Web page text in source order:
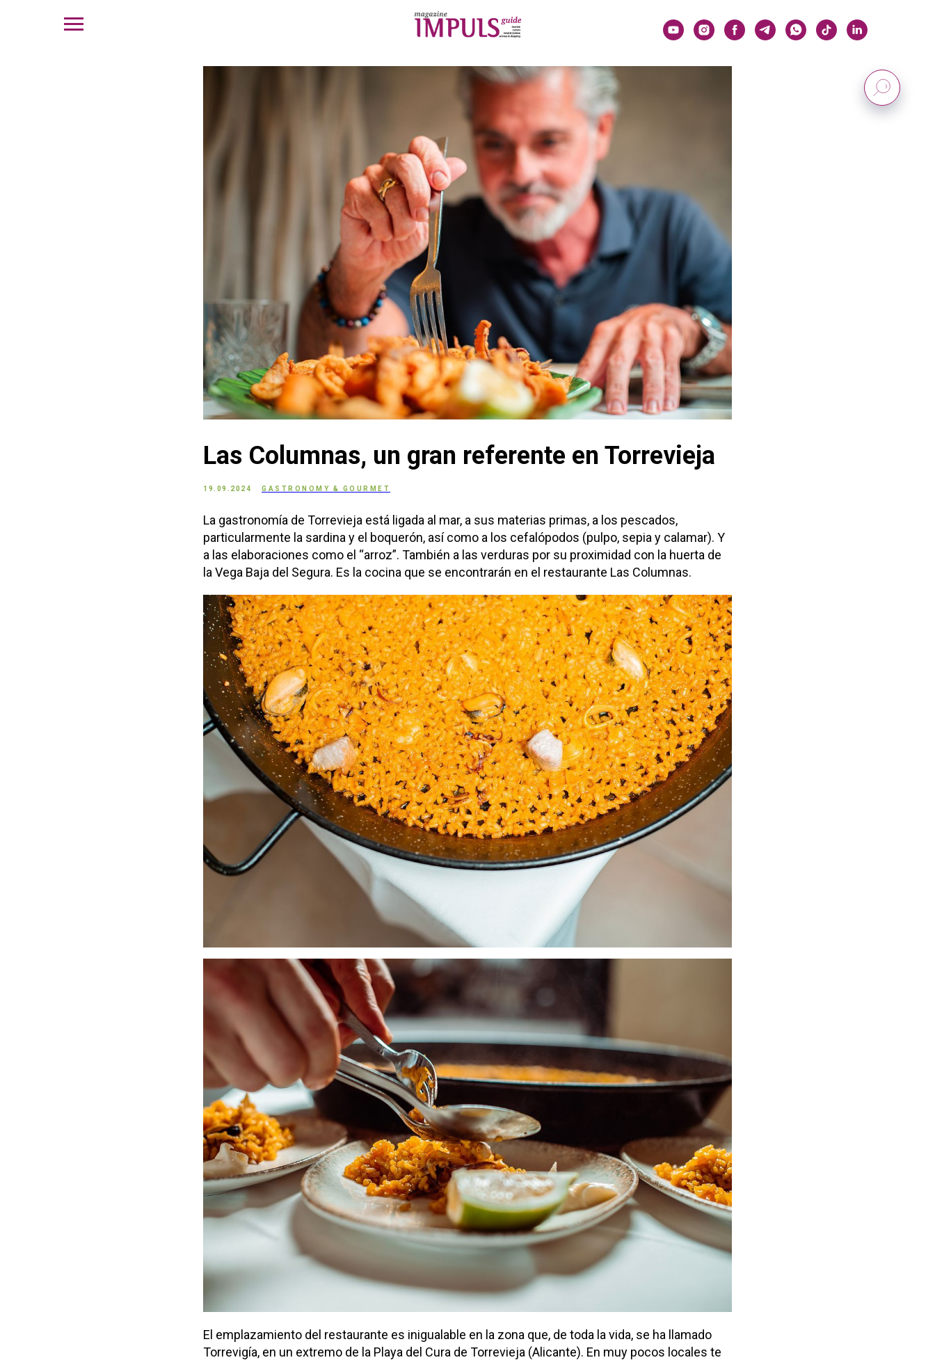
Las Columnas, un gran referente en Torrevieja
19.09.2024 GASTRONOMY & GOURMET
La gastronomía de Torrevieja está ligada al mar, a sus materias primas, a los pescados,
particularmente la sardina y el boquerón, así como a los cefalópodos (pulpo, sepia y calamar). Y
a las elaboraciones como el “arroz”. También a las verduras por su proximidad con la huerta de
la Vega Baja del Segura. Es la cocina que se encontrarán en el restaurante Las Columnas.
El emplazamiento del restaurante es inigualable en la zona que, de toda la vida, se ha llamado
Torrevigía, en un extremo de la Playa del Cura de Torrevieja (Alicante). En muy pocos locales te